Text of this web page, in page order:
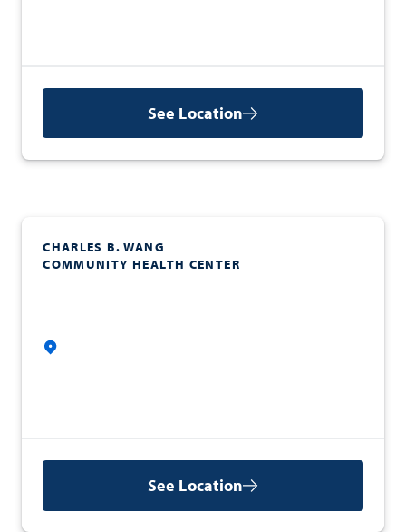
See Location
CHARLES B. WANG
COMMUNITY HEALTH CENTER
See Location